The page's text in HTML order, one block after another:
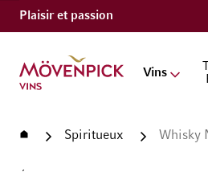
Plaisir et passion
Aller à la page d'accueil
Vins
Accueil Spiritueux Whisky